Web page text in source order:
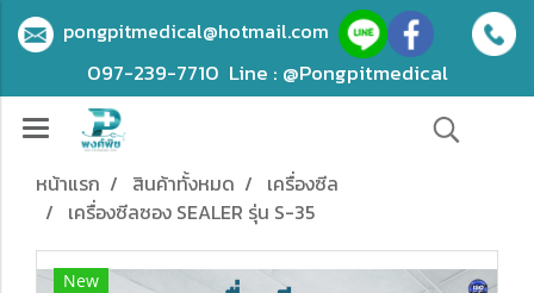
pongpitmedical@hotmail.com
097-239-7710 Line : @Pongpitmedical
หน้าแรก สินค้าทั้งหมด
เครื่องซีล
เครื่องซีลซอง SEALER รุ่น S-35
New